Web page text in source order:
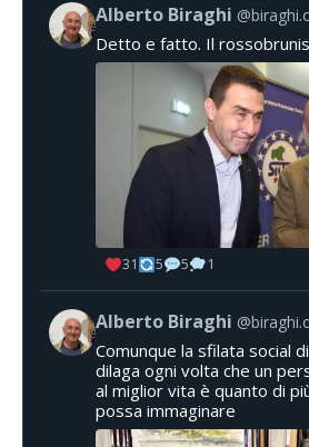
Alberto Biraghi
Detto e fatto. Il
31 5 5 1
Alberto Biraghi
Comunque la sfilata social
dilaga ogni volta che un
al miglior vita è quanto di
possa immaginare